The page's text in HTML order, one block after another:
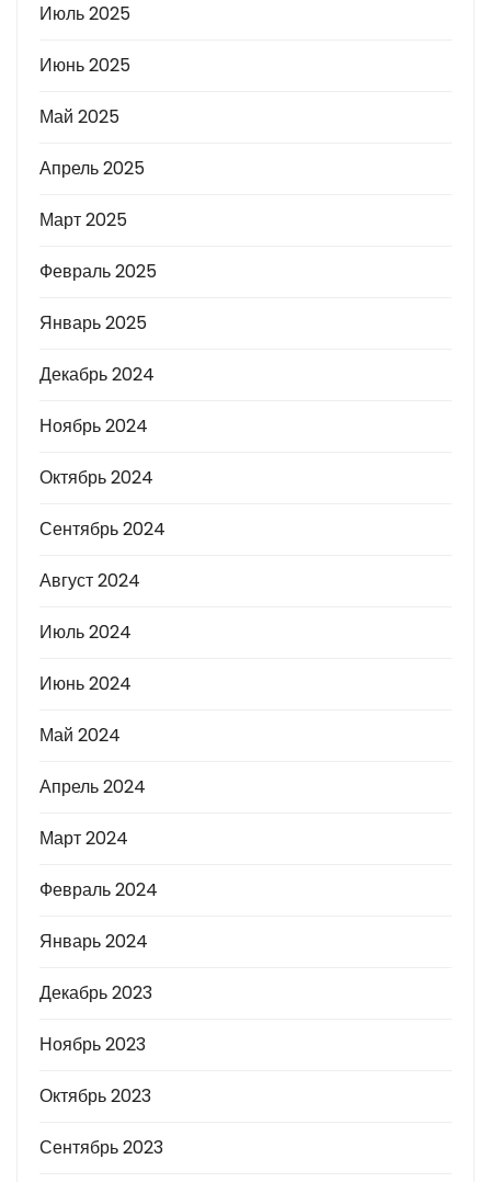
Июль 2025
Июнь 2025
Май 2025
Апрель 2025
Март 2025
Февраль 2025
Январь 2025
Декабрь 2024
Ноябрь 2024
Октябрь 2024
Сентябрь 2024
Август 2024
Июль 2024
Июнь 2024
Май 2024
Апрель 2024
Март 2024
Февраль 2024
Январь 2024
Декабрь 2023
Ноябрь 2023
Октябрь 2023
Сентябрь 2023